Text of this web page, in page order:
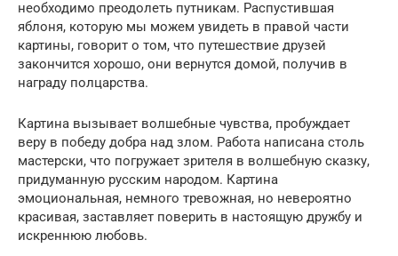
необходимо преодолеть путникам. Распустившая
яблоня, которую мы можем увидеть в правой части
картины, говорит о том, что путешествие друзей
закончится хорошо, они вернутся домой, получив в
награду полцарства.
Картина вызывает волшебные чувства, пробуждает
веру в победу добра над злом. Работа написана столь
мастерски, что погружает зрителя в волшебную сказку,
придуманную русским народом. Картина
эмоциональная, немного тревожная, но невероятно
красивая, заставляет поверить в настоящую дружбу и
искреннюю любовь.